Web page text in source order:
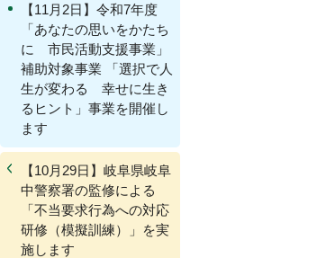
【11月2日】令和7年度
「あなたの思いをかたち
に 市民活動支援事業」
補助対象事業 「選択で人
生が変わる 幸せに生き
るヒント」事業を開催し
ます
【10月29日】岐阜県岐阜
中警察署の監修による
「不当要求行為への対応
研修（模擬訓練）」を実
施します